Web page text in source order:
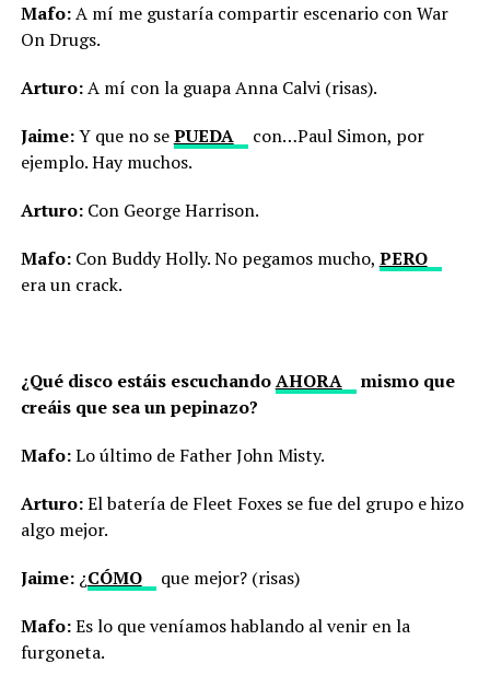
Mafo:A mí me gustaría compartir escenario con War
On Drugs.
Arturo:A mí con la guapa Anna Calvi (risas).
Jaime:Y que no sePUEDA
con…Paul Simon, por
ejemplo. Hay muchos.
Arturo:Con George Harrison.
Mafo:Con Buddy Holly. No pegamos mucho, PERO
era un crack.
¿Qué disco estáis escuchandoAHORA
mismo que
creáis que sea un pepinazo?
Mafo:Lo último de Father John Misty.
Arturo:El batería de Fleet Foxes se fue del grupo e hizo
algo mejor.
Jaime:¿CÓMO
que mejor? (risas)
Mafo:Es lo que veníamos hablando al venir en la
furgoneta.